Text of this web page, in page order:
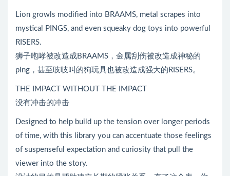
Lion growls modified into BRAAMS, metal scrapes into
mystical PINGS, and even squeaky dog toys into powerful
RISERS.
狮子咆哮被改造成BRAAMS，金属刮伤被改造成神秘的
ping，甚至吱吱叫的狗玩具也被改造成强大的RISERS。
THE IMPACT WITHOUT THE IMPACT
没有冲击的冲击
Designed to help build up the tension over longer periods
of time, with this library you can accentuate those feelings
of suspenseful expectation and curiosity that pull the
viewer into the story.